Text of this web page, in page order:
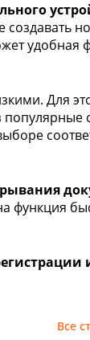
удобная
Для
популярные
функция
Все